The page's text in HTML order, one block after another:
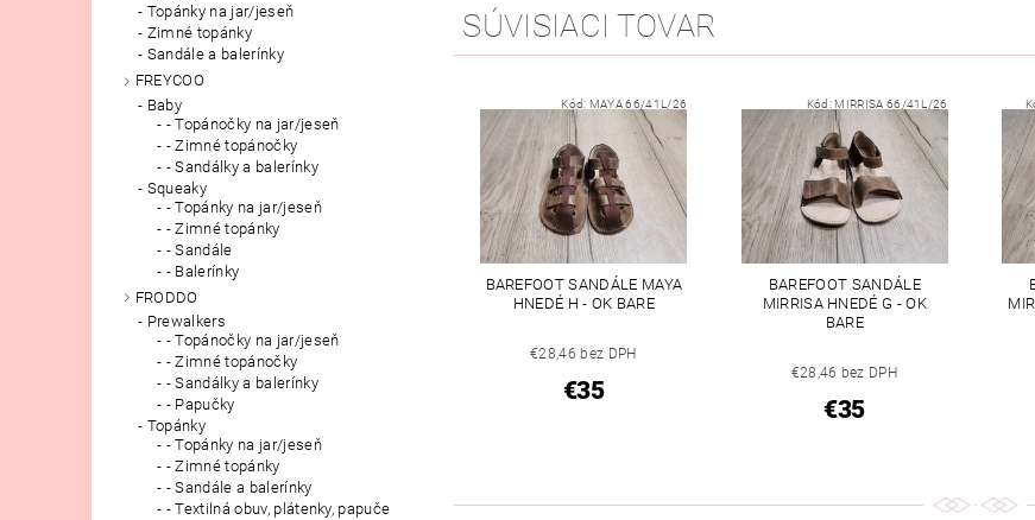
Topánky na jar/jeseň
Zimné topánky
Sandále a balerínky
FREYCOO
Baby
- Topánočky na jar/jeseň
- Zimné topánočky
- Sandálky a balerínky
Squeaky
- Topánky na jar/jeseň
- Zimné topánky
- Sandále
- Balerínky
FRODDO
Prewalkers
- Topánočky na jar/jeseň
- Zimné topánočky
- Sandálky a balerínky
- Papučky
Topánky
- Topánky na jar/jeseň
- Zimné topánky
- Sandále a balerínky
- Textilná obuv, plátenky, papuče
SÚVISIACI TOVAR
Kód: MAYA 66/41L/26
BAREFOOT SANDÁLE MAYA
HNEDÉ H - OK BARE
€28,46 bez DPH
€35
Kód: MIRRISA 66/41L/26
BAREFOOT SANDÁLE
MIRRISA HNEDÉ G - OK
BARE
€28,46 bez DPH
€35